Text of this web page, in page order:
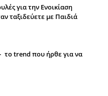
για την Ενοικίαση
ταξιδεύετε με Παιδιά
το trend που ήρθε για να